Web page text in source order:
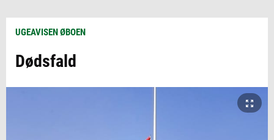
UGEAVISEN ØBOEN
Dødsfald